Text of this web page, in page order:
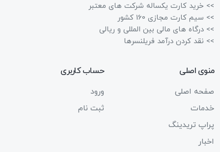
>> خرید کارت یکساله شرکت های معتبر
>> سیم کارت مجازی 160 کشور
>> درگاه های مالی بین المللی و ریالی
>> نقد کردن درآمد فریلنسرها
منوی اصلی
صفحه اصلی
خدمات
پراپ تریدینگ
اخبار
حساب کاربری
ورود
ثبت نام